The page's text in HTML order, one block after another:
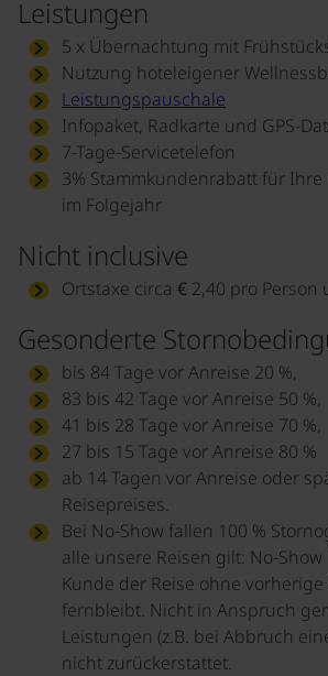
Leistungen
5 x Übernachtung mit
Nutzung hoteleigener
Leistungspauschale
Infopaket, Radkarte und GPS-
7-Tage-Servicetelefon
3% Stammkundenrabatt für Ihre
im Folgejahr
Nicht inclusive
Ortstaxe circa € 2,40 pro Person
Gesonderte
bis 84 Tage vor Anreise 20 %,
83 bis 42 Tage vor Anreise 50 %,
41 bis 28 Tage vor Anreise 70 %,
27 bis 15 Tage vor Anreise 80 %
ab 14 Tagen vor Anreise oder
Reisepreises.
Bei No-Show fallen 100 %
alle unsere Reisen gilt: No-
Kunde der Reise ohne
fernbleibt. Nicht in Anspruch
Leistungen (z.B. bei Abbruch
nicht zurückerstattet.